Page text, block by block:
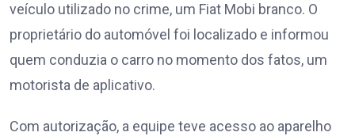
veículo utilizado no crime, um Fiat Mobi branco. O
proprietário do automóvel foi localizado e informou
quem conduzia o carro no momento dos fatos, um
motorista de aplicativo.
Com autorização, a equipe teve acesso ao aparelho